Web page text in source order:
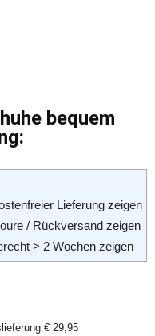
bequem
Lieferung zeigen
/ Rückversand zeigen
> 2 Wochen zeigen
€ 29,95